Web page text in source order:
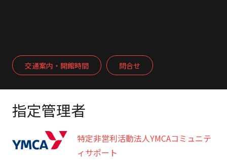
交通案内・開館時間 問合せ
指定管理者
特定非営利活動法人YMCAコミュニテ
ィサポート